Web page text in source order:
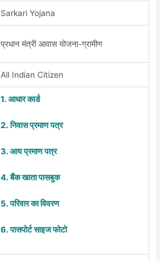
Sarkari Yojana
प्रधान मंत्री आवास योजना-ग्रामीण
All Indian Citizen
1. आधार कार्ड
2. निवास प्रमाण पत्र
3. आय प्रमाण पत्र
4. बैंक खाता पासबुक
5. परिवार का विवरण
6. पासपोर्ट साइज फोटो